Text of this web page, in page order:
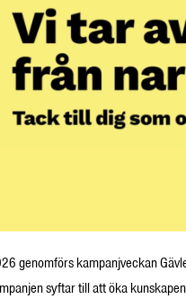
genomförs kampanjveckan
syftar till att öka